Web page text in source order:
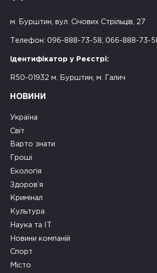
м. Бурштин, вул. Січових Стрільців, 27
Телефон: 096-888-73-58, 066-888-73-
Ідентифікатор у Реєстрі:
R50-01932 м. Бурштин, м. Галич
НОВИНИ
Україна
Світ
Варто знати
Гроші
Екологія
Здоров’я
Кримінал
Культура
Наука та ІТ
Новини компаній
Спорт
Місто